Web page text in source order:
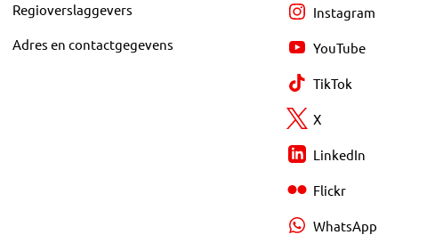
Regioverslaggevers
Adres en contactgegevens
Instagram
YouTube
TikTok
X
LinkedIn
Flickr
WhatsApp